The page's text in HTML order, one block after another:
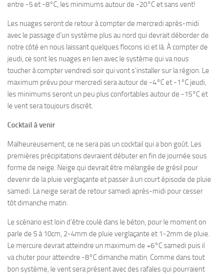
entre -5 et -8°C, les minimums autour de -20°C et sans vent!
Les nuages seront de retour à compter de mercredi après-midi
avec le passage d’un système plus au nord qui devrait déborder de
notre côté en nous laissant quelques flocons ici et là. À compter de
jeudi, ce sont les nuages en lien avec le système qui va nous
toucher à compter vendredi soir qui vont s’installer sur la région. Le
maximum prévu pour mercredi sera autour de -4°C et -1°C jeudi,
les minimums seront un peu plus confortables autour de -15°C et
le vent sera toujours discrêt.
Cocktail à venir
Malheureusement, ce ne sera pas un cocktail qui a bon goût. Les
premières précipitations devraient débuter en fin de journée sous
forme de neige. Neige qui devrait être mélangée de grésil pour
devenir de la pluie verglaçante et passer à un court épisode de pluie
samedi. La neige serait de retour samedi après-midi pour cesser
tôt dimanche matin.
Le scénario est loin d’être coulé dans le béton, pour le moment on
parle de 5 à 10cm, 2-4mm de pluie verglaçante et 1-2mm de pluie.
Le mercure devrait atteindre un maximum de +6°C samedi puis il
va chuter pour atteindre -8°C dimanche matin. Comme dans tout
bon système, le vent sera présent avec des rafales qui pourraient